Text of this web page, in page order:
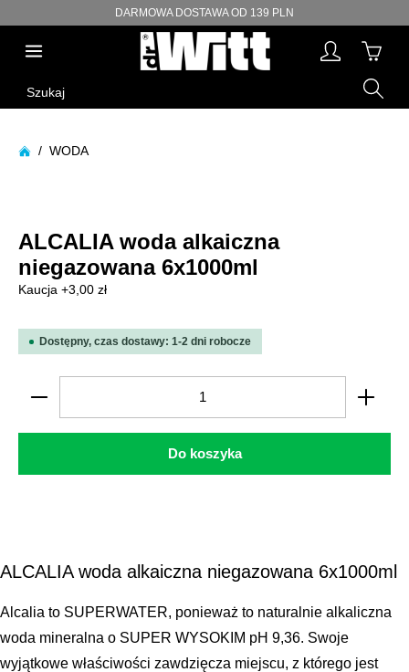
DARMOWA DOSTAWA OD 139 PLN
Szukaj
/ WODA
ALCALIA woda alkaiczna
niegazowana 6x1000ml
Kaucja +3,00 zł
Dostępny, czas dostawy: 1-2 dni robocze
Ilość produktu: Wprowadź żądaną ilość lub użyj
Do koszyka
ALCALIA woda alkaiczna niegazowana 6x1000ml
Alcalia to SUPERWATER, ponieważ to naturalnie alkaliczna
woda mineralna o SUPER WYSOKIM pH 9,36. Swoje
wyjątkowe właściwości zawdzięcza miejscu, z którego jest